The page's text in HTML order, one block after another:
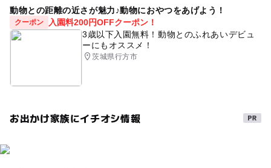
動物との距離の近さが魅力♪動物におやつをあげよう！
クーポン
入園料200円OFFクーポン！
3歳以下入園無料！動物とのふれあいデビュ
ーにもオススメ！
茨城県行方市
お出かけ家族にイチオシ情報